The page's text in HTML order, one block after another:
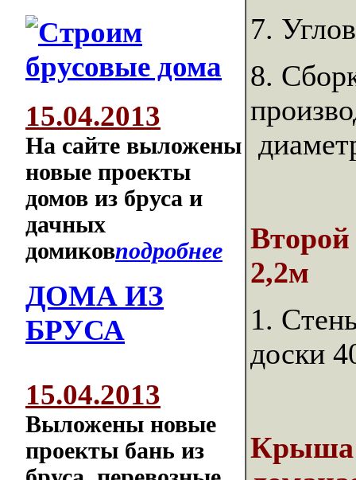
15.04.2013
На сайте выложены
новые проекты
домов из бруса и
дачных
домиковподробнее
ДОМА ИЗ
БРУСА
15.04.2013
Выложены новые
проекты бань из
7.
8.
2,2м
1.
доски
Крыша